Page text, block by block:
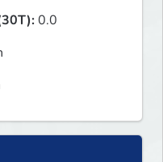
0.0